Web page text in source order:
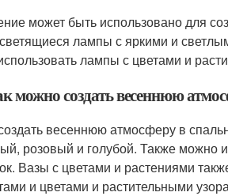
может быть использовано для
лампы с яркими и
лампы с цветами и
можно создать весеннюю
весеннюю атмосферу в
розовый и голубой. Также можно
Вазы с цветами и растениями
и цветами и растительными